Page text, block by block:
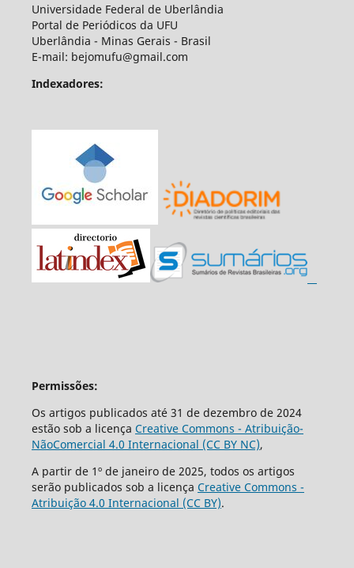
Universidade Federal de Uberlândia
Portal de Periódicos da UFU
Uberlândia - Minas Gerais - Brasil
E-mail: bejomufu@gmail.com
Indexadores:
Permissões:
Os artigos publicados até 31 de dezembro de 2024
estão sob a licença Creative Commons - Atribuição-
NãoComercial 4.0 Internacional (CC BY NC),
A partir de 1º de janeiro de 2025, todos os artigos
serão publicados sob a licença Creative Commons -
Atribuição 4.0 Internacional (CC BY).